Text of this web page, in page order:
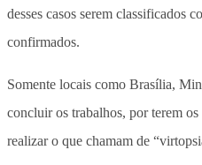
desses casos serem classificados
confirmados.
Somente locais como Brasília,
concluir os trabalhos, por terem os
realizar o que chamam de